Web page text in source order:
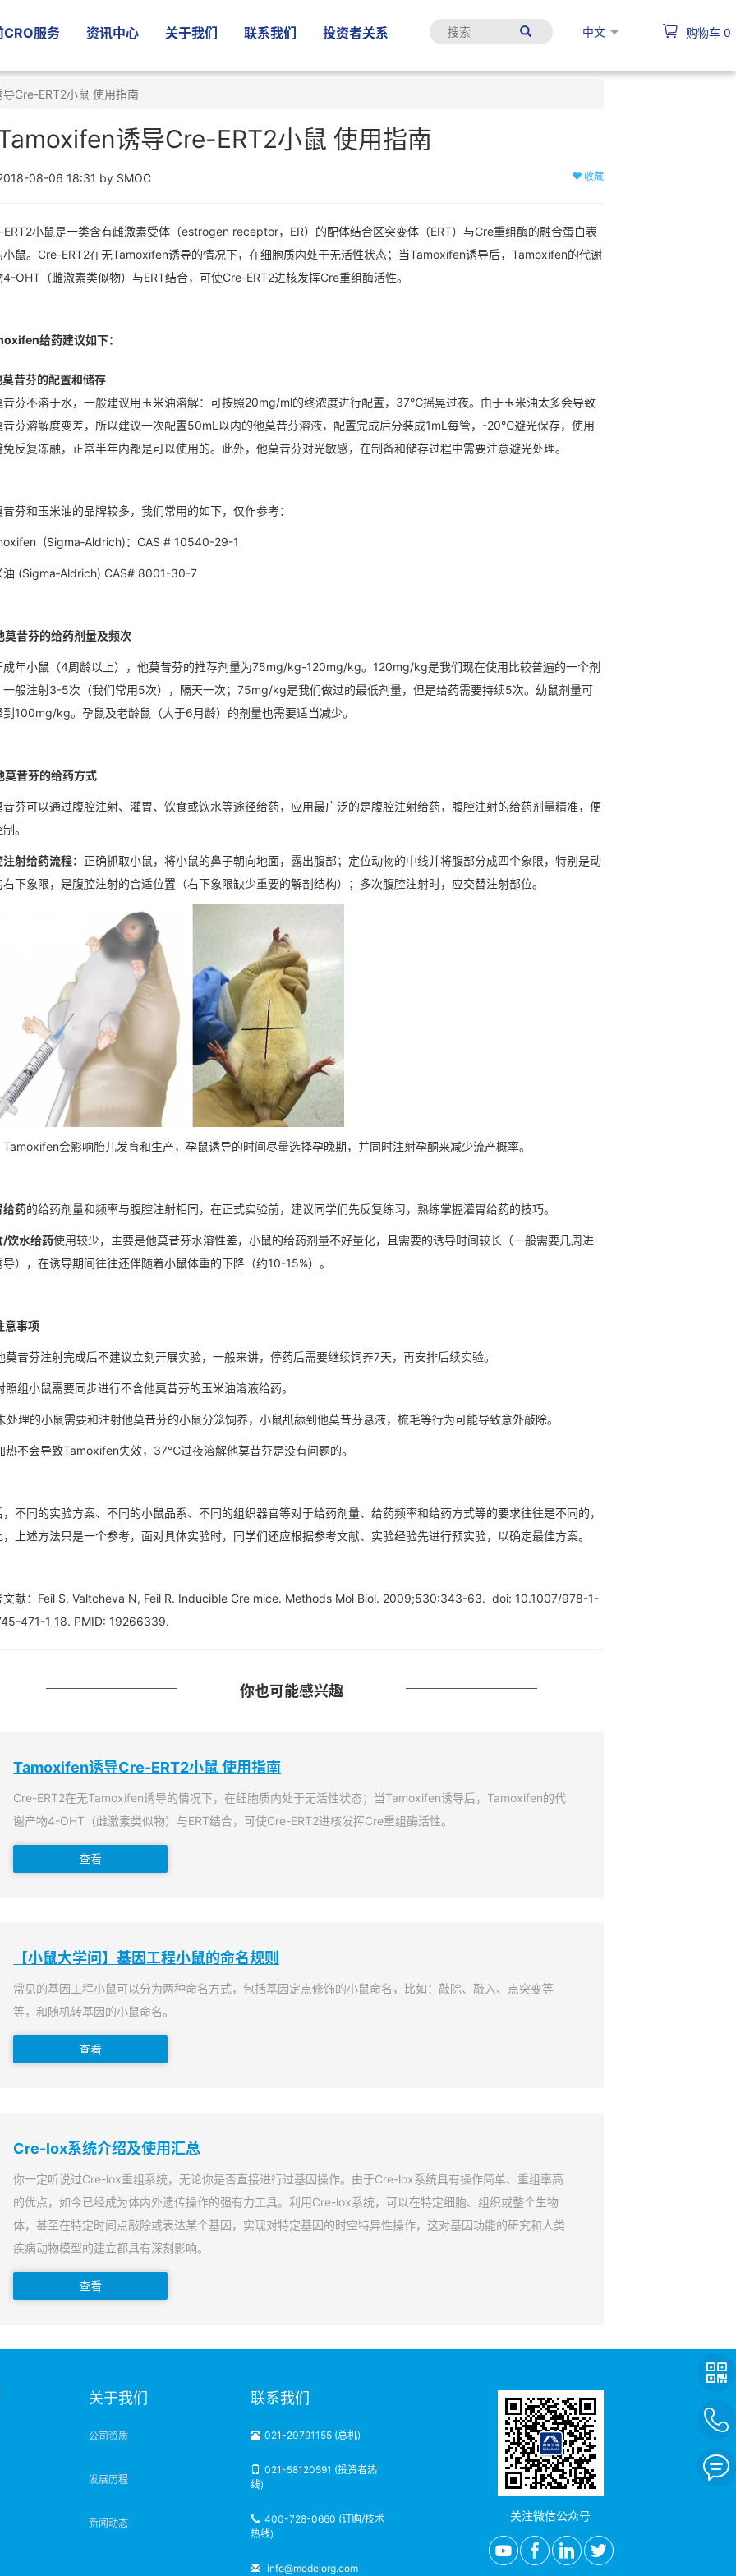
CRO服务 资讯中心 关于我们 联系我们 投资者关系 中文 购物车 0
Cre-ERT2小鼠 使用指南
诱导Cre-ERT2小鼠 使用指南
08-06 18:31 by SMOC 收藏
ERT2小鼠是一类含有雌激素受体（estrogen receptor，ER）的配体结合区突变体（ERT）与Cre重组酶的融合蛋白表
小鼠。Cre-ERT2在无Tamoxifen诱导的情况下，在细胞质内处于无活性状态；当Tamoxifen诱导后，Tamoxifen的代谢
4-OHT（雌激素类似物）与ERT结合，可使Cre-ERT2进核发挥Cre重组酶活性。
给药建议如下：
莫昔芬的配置和储存
昔芬不溶于水，一般建议用玉米油溶解：可按照20mg/ml的终浓度进行配置，37℃摇晃过夜。由于玉米油太多会导致
昔芬溶解度变差，所以建议一次配置50mL以内的他莫昔芬溶液，配置完成后分装成1mL每管，-20℃避光保存，使用
免反复冻融，正常半年内都是可以使用的。此外，他莫昔芬对光敏感，在制备和储存过程中需要注意避光处理。
昔芬和玉米油的品牌较多，我们常用的如下，仅作参考：
(Sigma‐Aldrich)：CAS # 10540-29-1
油 (Sigma‐Aldrich) CAS# 8001-30-7
莫昔芬的给药剂量及频次
成年小鼠（4周龄以上），他莫昔芬的推荐剂量为75mg/kg-120mg/kg。120mg/kg是我们现在使用比较普遍的一个剂
一般注射3-5次（我们常用5次），隔天一次；75mg/kg是我们做过的最低剂量，但是给药需要持续5次。幼鼠剂量可
到100mg/kg。孕鼠及老龄鼠（大于6月龄）的剂量也需要适当减少。
莫昔芬的给药方式
昔芬可以通过腹腔注射、灌胃、饮食或饮水等途径给药，应用最广泛的是腹腔注射给药，腹腔注射的给药剂量精准，便
。
射给药流程： 正确抓取小鼠，将小鼠的鼻子朝向地面，露出腹部；定位动物的中线并将腹部分成四个象限，特别是动
右下象限，是腹腔注射的合适位置（右下象限缺少重要的解剖结构）；多次腹腔注射时，应交替注射部位。
Tamoxifen会影响胎儿发育和生产，孕鼠诱导的时间尽量选择孕晚期，并同时注射孕酮来减少流产概率。
给药的给药剂量和频率与腹腔注射相同，在正式实验前，建议同学们先反复练习，熟练掌握灌胃给药的技巧。
/饮水给药使用较少，主要是他莫昔芬水溶性差，小鼠的给药剂量不好量化，且需要的诱导时间较长（一般需要几周进
导），在诱导期间往往还伴随着小鼠体重的下降（约10-15%）。
意事项
莫昔芬注射完成后不建议立刻开展实验，一般来讲，停药后需要继续饲养7天，再安排后续实验。
照组小鼠需要同步进行不含他莫昔芬的玉米油溶液给药。
处理的小鼠需要和注射他莫昔芬的小鼠分笼饲养，小鼠舐舔到他莫昔芬悬液，梳毛等行为可能导致意外敲除。
热不会导致Tamoxifen失效，37℃过夜溶解他莫昔芬是没有问题的。
，不同的实验方案、不同的小鼠品系、不同的组织器官等对于给药剂量、给药频率和给药方式等的要求往往是不同的，
，上述方法只是一个参考，面对具体实验时，同学们还应根据参考文献、实验经验先进行预实验，以确定最佳方案。
文献：Feil S, Valtcheva N, Feil R. Inducible Cre mice. Methods Mol Biol. 2009;530:343-63. doi: 10.1007/978-1-
471-1_18. PMID: 19266339.
你也可能感兴趣
Tamoxifen诱导Cre-ERT2小鼠 使用指南
Cre-ERT2在无Tamoxifen诱导的情况下，在细胞质内处于无活性状态；当Tamoxifen诱导后，Tamoxifen的代
谢产物4-OHT（雌激素类似物）与ERT结合，可使Cre-ERT2进核发挥Cre重组酶活性。
查看
【小鼠大学问】基因工程小鼠的命名规则
常见的基因工程小鼠可以分为两种命名方式，包括基因定点修饰的小鼠命名，比如：敲除、敲入、点突变等
等，和随机转基因的小鼠命名。
查看
Cre-lox系统介绍及使用汇总
你一定听说过Cre-lox重组系统，无论你是否直接进行过基因操作。由于Cre-lox系统具有操作简单、重组率高
的优点，如今已经成为体内外遗传操作的强有力工具。利用Cre-lox系统，可以在特定细胞、组织或整个生物
体，甚至在特定时间点敲除或表达某个基因，实现对特定基因的时空特异性操作，这对基因功能的研究和人类
疾病动物模型的建立都具有深刻影响。
查看
关于我们
公司资质
发展历程
新闻动态
联系我们
021-20791155 (总机)
021-58120591 (投资者热
线)
400-728-0660 (订购/技术
热线)
info@modelorg.com
关注微信公众号